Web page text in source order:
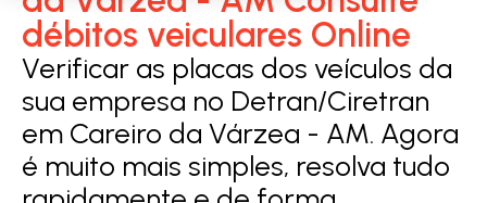
débitos veiculares Online
Verificar as placas dos veículos da
sua empresa no Detran/Ciretran
em Careiro da Várzea - AM. Agora
é muito mais simples, resolva tudo